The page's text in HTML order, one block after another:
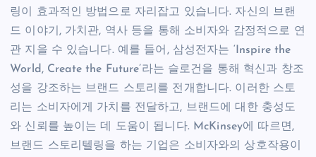
링이 효과적인 방법으로 자리잡고 있습니다. 자신의 브랜
드 이야기, 가치관, 역사 등을 통해 소비자와 감정적으로 연
관 지을 수 있습니다. 예를 들어, 삼성전자는 ‘Inspire the
World, Create the Future’라는 슬로건을 통해 혁신과 창조
성을 강조하는 브랜드 스토리를 전개합니다. 이러한 스토
리는 소비자에게 가치를 전달하고, 브랜드에 대한 충성도
와 신뢰를 높이는 데 도움이 됩니다. McKinsey에 따르면,
브랜드 스토리텔링을 하는 기업은 소비자와의 상호작용이